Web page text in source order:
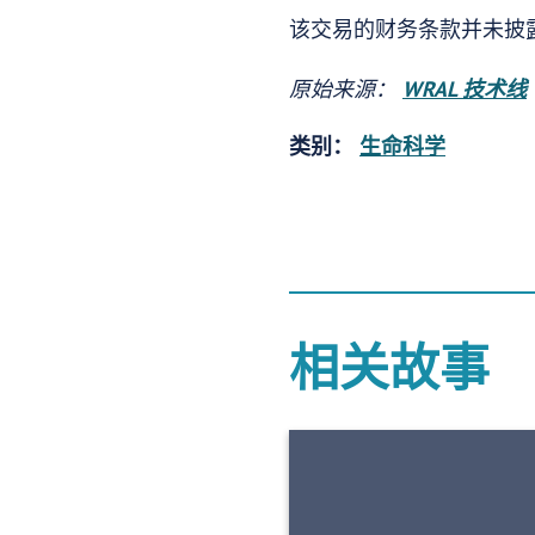
该交易的财务条款并未披
原始来源： WRAL 技术线
类别： 生命科学
相关故事